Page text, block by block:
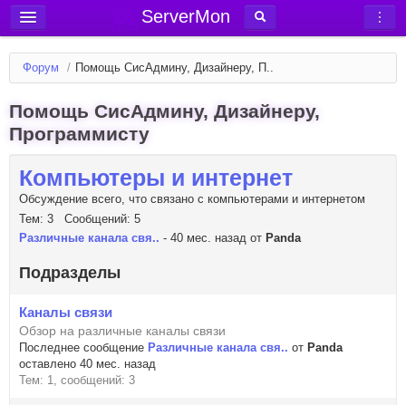
ServerMon
Добавить сервер
Мониторинг серверов
Новости
Блог
Статьи
Форум
Вход в аккаунт
Форум / Помощь СисАдмину, Дизайнеру, П..
Помощь СисАдмину, Дизайнеру,
Программисту
Компьютеры и интернет
Обсуждение всего, что связано с компьютерами и интернетом
Тем: 3 Сообщений: 5
Различные канала свя.. - 40 мес. назад от Panda
Подразделы
Каналы связи
Обзор на различные каналы связи
Последнее сообщение Различные канала свя.. от Panda
оставлено 40 мес. назад
Тем: 1, сообщений: 3